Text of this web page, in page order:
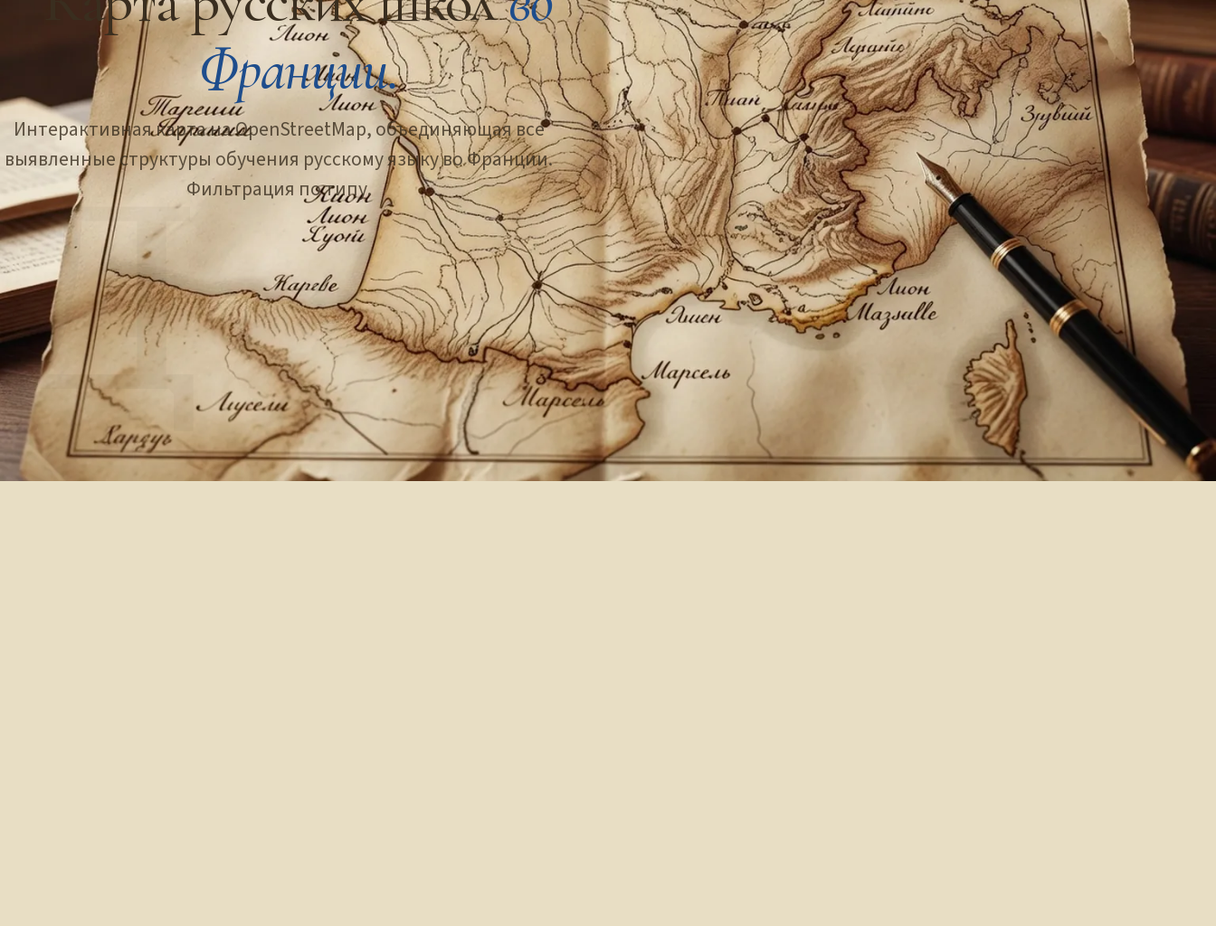
Д
Франции.
Интерактивная карта на OpenStreetMap, объединяющая все
выявленные структуры обучения русскому языку во Франции.
Фильтрация по типу.